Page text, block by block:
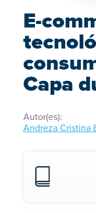
E-
Capa
Autor(es):
Andreza Cristina